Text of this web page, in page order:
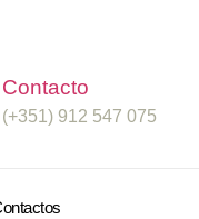
Contacto
(+351) 912 547 075